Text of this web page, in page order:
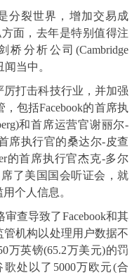
分裂世界，增加交易成
面，去年是特别值得注
桥分析公司(Cambridge
当中。
打击科技行业，并加强
包括Facebook的首席执
和首席运营官谢丽尔-
席执行官的桑达尔-皮查
的首席执行官杰克-多尔
席了美国国会听证会，就
个人信息。
查导致了Facebook和其
机构以处理用户数据不
万英镑(65.2万美元)的罚
处以了5000万欧元(合